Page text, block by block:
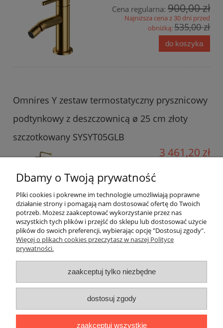
Cena regularna: 900,00 zł
Najniższa cena z 30 dni przed
obniżką:535,00 zł
do koszyka
Omnires Y zestaw termostatyczny prysznicowy
podtynkowy z deszczownicą ø 25 cm złoty
szczotkowany SYSYT05GLB
3 461,20 zł
obniżką:3 498,91 zł
do koszyka
Informacje o sklepie
Warunki zakupów
Twoje konto
Dbamy o Twoją prywatność
Pliki cookies i pokrewne im technologie umożliwiają poprawne
działanie strony i pomagają nam dostosować ofertę do Twoich
potrzeb. Możesz zaakceptować wykorzystanie przez nas
wszystkich tych plików i przejść do sklepu lub dostosować użycie
plików do swoich preferencji, wybierając opcję "Dostosuj zgody".
Więcej o plikach cookies przeczytasz w naszej Polityce
prywatności.
zaakceptuj tylko niezbędne
dostosuj zgody
zaakceptuj wszystkie